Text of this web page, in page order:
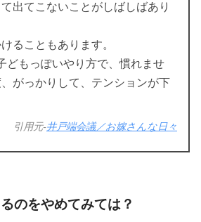
出てこないことがしばしばあり
ることもあります。
どもっぽいやり方で、慣れませ
がっかりして、テンションが下
引用元-井戸端会議／お嫁さんな日々
のをやめてみては？